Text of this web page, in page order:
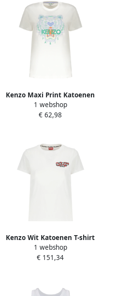
Kenzo Maxi Print Katoenen
T-shirt White Dames
1 webshop
€ 62,98
Kenzo Wit Katoenen T-shirt
met Logo Borduurwerk
White Dames
1 webshop
€ 151,34